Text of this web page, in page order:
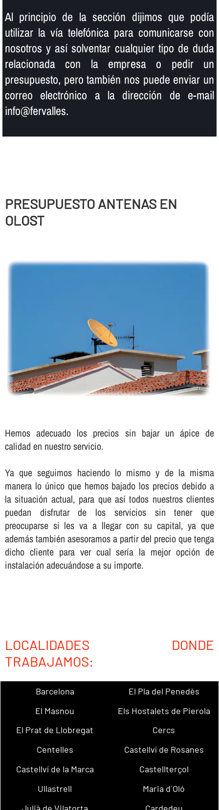
Al principio de la sección dijimos que podí­a
utilizar la ví­a telefónica para comunicarse con
nosotros y así­ solventar cualquier tipo de duda
relacionada con la empresa o pedir un
presupuesto, pero también nos puede enviar un
correo electrónico a la dirección de e-mail
info@fervalles.
PRESUPUESTO ANTENAS EN
OLOST
Hemos adecuado los precios sin bajar un ápice de
calidad en nuestro servicio.
Ya que seguimos haciendo lo mismo y de la misma
manera lo único que hemos bajado los precios debido a
la situación actual, para que así­ todos nuestros clientes
puedan disfrutar de los servicios sin tener que
preocuparse si les va a llegar con su capital, ya que
además también asesoramos a partir del precio que tenga
dicho cliente para ver cual serí­a la mejor opción de
instalación adecuándose a su importe.
LOCALIDADES DONDE
TRABAJAMOS:
Barcelona
El Pla del Penedès
El Masnou
Els Hostalets de Pierola
El Prat de Llobregat
Cercs
Centelles
Castellví de Rosanes
Castellví de la Marca
Castellterçol
Ullastrell
Maria d´Oló